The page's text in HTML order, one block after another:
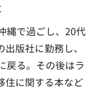
縄で過ごし、20代
版社に勤務し、
戻る。その後はラ
住に関する本など